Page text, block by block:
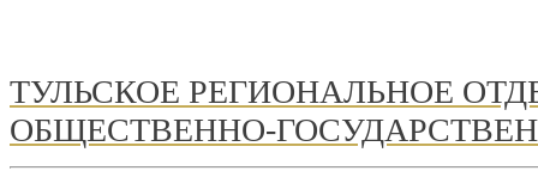
ТУЛЬСКОЕ РЕГИОНАЛЬНОЕ
ОБЩЕСТВЕННО-